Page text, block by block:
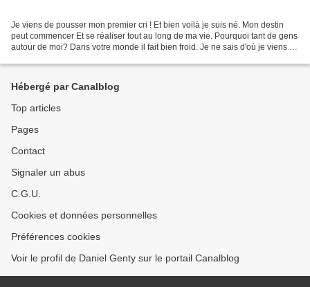
Je viens de pousser mon premier cri ! Et bien voilà je suis né. Mon destin
peut commencer Et se réaliser tout au long de ma vie. Pourquoi tant de gens
autour de moi? Dans votre monde il fait bien froid. Je ne sais d'où je viens Ni
Hébergé par Canalblog
Top articles
Pages
Contact
Signaler un abus
C.G.U.
Cookies et données personnelles
Préférences cookies
Voir le profil de Daniel Genty sur le portail Canalblog